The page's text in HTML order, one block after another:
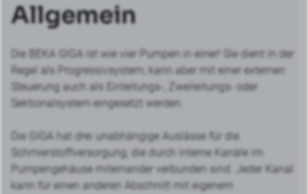
Allgemein
Die BEKA GIGA ist wie vier Pumpen in einer! Sie dient in der
Regel als Progressivsystem, kann aber mit einer externen
Steuerung auch als Einleitungs-, Zweileitungs- oder
Sektionalsystem eingesetzt werden.
Die GIGA hat drei unabhängige Auslässe für die
Schmierstoffversorgung, die durch interne Kanäle im
Pumpengehäuse miteinander verbunden sind. Jeder Kanal
kann für einen anderen Abschnitt mit eigenem